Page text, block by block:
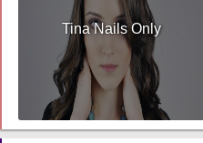
Tina Nails Only